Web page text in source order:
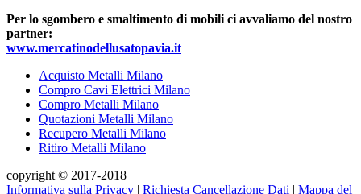
Per lo sgombero e smaltimento di mobili ci avvaliamo del nostro
partner:
www.mercatinodellusatopavia.it
Acquisto Metalli Milano
Compro Cavi Elettrici Milano
Compro Metalli Milano
Quotazioni Metalli Milano
Recupero Metalli Milano
Ritiro Metalli Milano
copyright © 2017-2018
Informativa sulla Privacy | Richiesta Cancellazione Dati | Mappa del